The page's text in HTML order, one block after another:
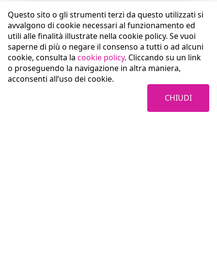
Questo sito o gli strumenti terzi da questo utilizzati si
avvalgono di cookie necessari al funzionamento ed
utili alle finalità illustrate nella cookie policy. Se vuoi
saperne di più o negare il consenso a tutti o ad alcuni
cookie, consulta la cookie policy. Cliccando su un link
o proseguendo la navigazione in altra maniera,
acconsenti all’uso dei cookie.
CHIUDI